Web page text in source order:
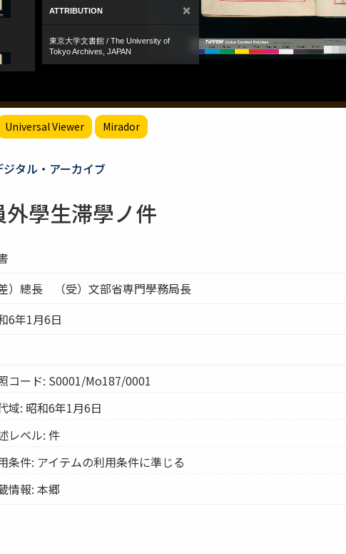
Universal Viewer Mirador
タル・アーカイブ
學生滞學ノ件
差）總長 （受）文部省専門學務局長
6年1月6日
コード: S0001/Mo187/0001
域: 昭和6年1月6日
レベル: 件
条件: アイテムの利用条件に準じる
情報: 本郷